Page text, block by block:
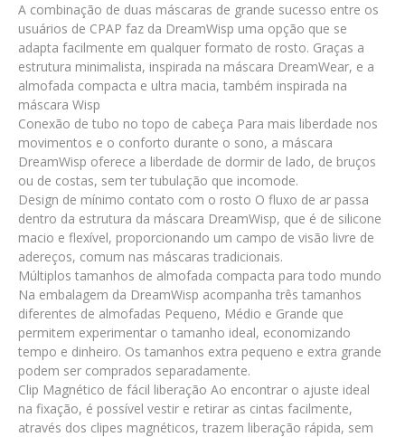
A combinação de duas máscaras de grande sucesso entre os
usuários de CPAP faz da DreamWisp uma opção que se
adapta facilmente em qualquer formato de rosto. Graças a
estrutura minimalista, inspirada na máscara DreamWear, e a
almofada compacta e ultra macia, também inspirada na
máscara Wisp
Conexão de tubo no topo de cabeça Para mais liberdade nos
movimentos e o conforto durante o sono, a máscara
DreamWisp oferece a liberdade de dormir de lado, de bruços
ou de costas, sem ter tubulação que incomode.
Design de mínimo contato com o rosto O fluxo de ar passa
dentro da estrutura da máscara DreamWisp, que é de silicone
macio e flexível, proporcionando um campo de visão livre de
adereços, comum nas máscaras tradicionais.
Múltiplos tamanhos de almofada compacta para todo mundo
Na embalagem da DreamWisp acompanha três tamanhos
diferentes de almofadas Pequeno, Médio e Grande que
permitem experimentar o tamanho ideal, economizando
tempo e dinheiro. Os tamanhos extra pequeno e extra grande
podem ser comprados separadamente.
Clip Magnético de fácil liberação Ao encontrar o ajuste ideal
na fixação, é possível vestir e retirar as cintas facilmente,
através dos clipes magnéticos, trazem liberação rápida, sem